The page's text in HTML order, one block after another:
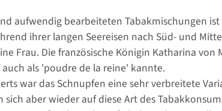
aufwendig bearbeiteten Tabakmischungen
ihrer langen Seereisen nach Süd- und
Frau. Die französische Königin Katharina
als 'poudre de la reine' kannte.
war das Schnupfen eine sehr verbreitete
aber wieder auf diese Art des